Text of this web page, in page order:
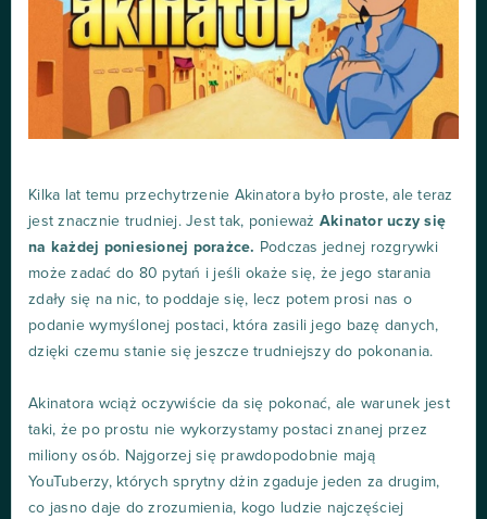
Kilka lat temu przechytrzenie Akinatora było proste, ale teraz
jest znacznie trudniej. Jest tak, ponieważ Akinator uczy się
na każdej poniesionej porażce. Podczas jednej rozgrywki
może zadać do 80 pytań i jeśli okaże się, że jego starania
zdały się na nic, to poddaje się, lecz potem prosi nas o
podanie wymyślonej postaci, która zasili jego bazę danych,
dzięki czemu stanie się jeszcze trudniejszy do pokonania.
Akinatora wciąż oczywiście da się pokonać, ale warunek jest
taki, że po prostu nie wykorzystamy postaci znanej przez
miliony osób. Najgorzej się prawdopodobnie mają
YouTuberzy, których sprytny dżin zgaduje jeden za drugim,
co jasno daje do zrozumienia, kogo ludzie najczęściej